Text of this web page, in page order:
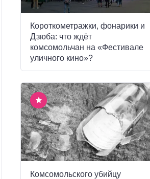
Короткометражки, фонарики и
Дзюба: что ждёт
комсомольчан на «Фестивале
уличного кино»?
Комсомольского убийцу